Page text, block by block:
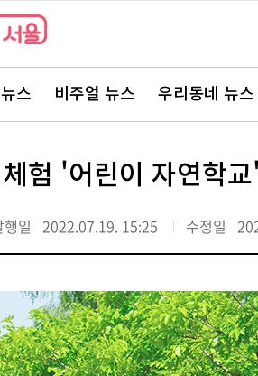
스 비주얼 뉴스 우리동네 뉴스
험 '어린이 자연학
행일 2022.07.19. 15:25 수정일